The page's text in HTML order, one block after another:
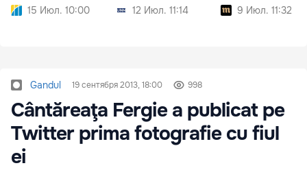
15 Июл. 10:00
12 Июл. 11:14
9 Июл. 11:32
Gandul 19 сентября 2013, 18:00 998
Cântăreaţa Fergie a publicat pe
Twitter prima fotografie cu fiul
ei